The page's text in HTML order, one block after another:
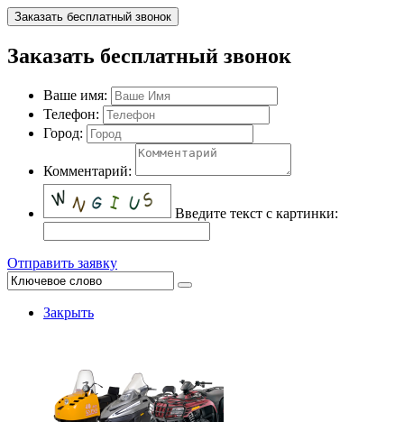
Заказать бесплатный звонок
Заказать бесплатный звонок
Ваше имя:
Телефон:
Город:
Комментарий:
Введите текст с картинки:
Отправить заявку
Закрыть